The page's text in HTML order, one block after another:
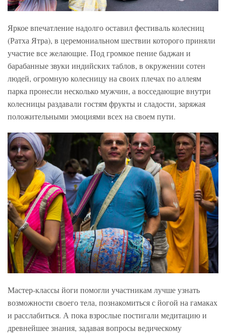
Яркое впечатление надолго оставил фестиваль колесниц
(Ратха Ятра), в церемониальном шествии которого приняли
участие все желающие. Под громкое пение баджан и
барабанные звуки индийских таблов, в окружении сотен
людей, огромную колесницу на своих плечах по аллеям
парка пронесли несколько мужчин, а восседающие внутри
колесницы раздавали гостям фрукты и сладости, заряжая
положительными эмоциями всех на своем пути.
Мастер-классы йоги помогли участникам лучше узнать
возможности своего тела, познакомиться с йогой на гамаках
и расслабиться. А пока взрослые постигали медитацию и
древнейшее знания, задавая вопросы ведическому